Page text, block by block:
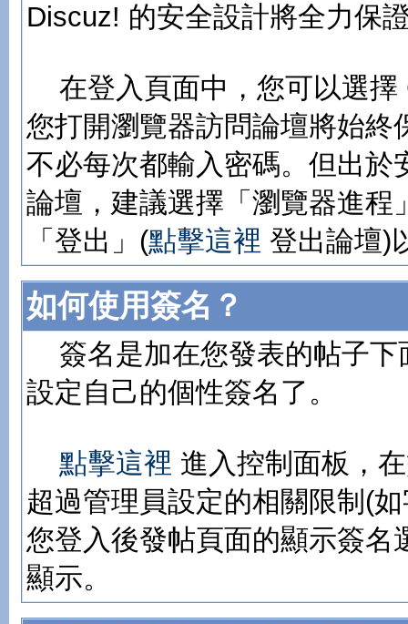
Discuz! 的安全設計將全力保
在登入頁面中，您可以選擇
您打開瀏覽器訪問論壇將始
不必每次都輸入密碼。但出
論壇，建議選擇「瀏覽器進程
「登出」(點擊這裡 登出論壇)
如何使用簽名？
簽名是加在您發表的帖子下
設定自己的個性簽名了。
點擊這裡 進入控制面板，
超過管理員設定的相關限制(
您登入後發帖頁面的顯示簽
顯示。